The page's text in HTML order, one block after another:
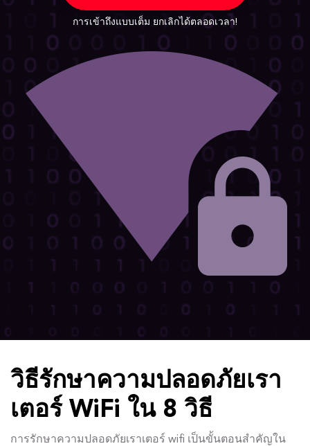
การเข้าถึงแบบเต็ม ยกเลิกได้ตลอดเวลา!
วิธีรักษาความปลอดภัยเรา
เตอร์ WiFi ใน 8 วิธี
การรักษาความปลอดภัยเราเตอร์ wifi เป็นขั้นตอนสำคัญใน